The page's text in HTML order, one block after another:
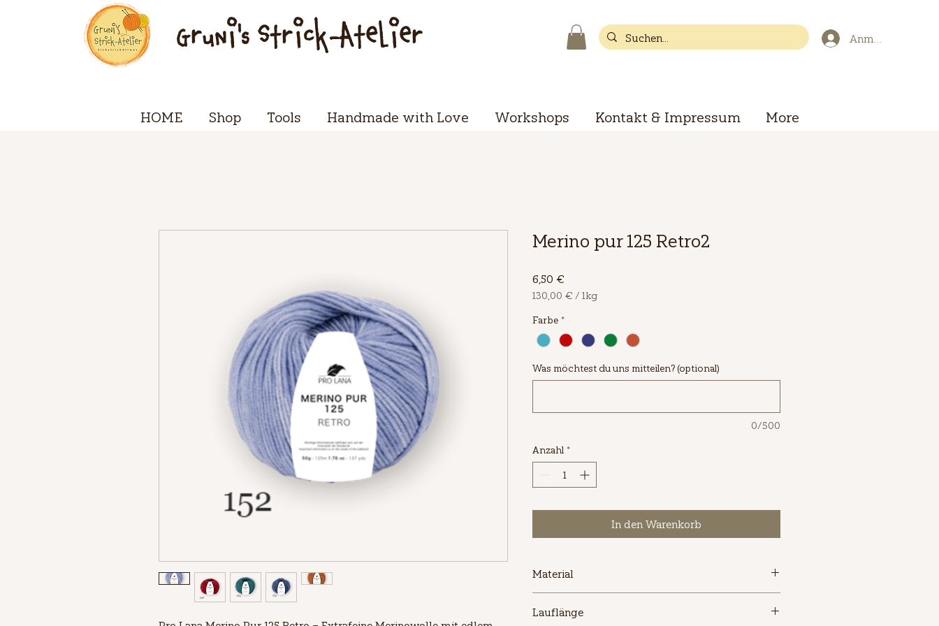
Gruni's Strick-Atelier Anmelden
HOME Shop Tools Handmade with Love Workshops Kontakt & Impressum More
Merino pur 125 Retro2
6,50 €
130,00 € / 1kg
pro
Kilogramm
Farbe *
Was möchtest du uns mitteilen? (optional)
0/500
Anzahl *
In den Warenkorb
Material
Lauflänge